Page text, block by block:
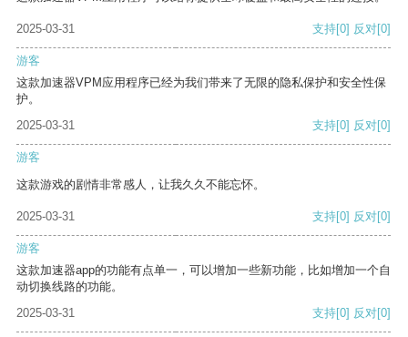
2025-03-31 支持[0] 反对[0]
游客
这款加速器VPM应用程序已经为我们带来了无限的隐私保护和安全性保
护。
2025-03-31
支持[0] 反对[0]
游客
这款游戏的剧情非常感人，让我久久不能忘怀。
2025-03-31 支持[0] 反对[0]
游客
这款加速器app的功能有点单一，可以增加一些新功能，比如增加一个自
动切换线路的功能。
2025-03-31
支持[0] 反对[0]